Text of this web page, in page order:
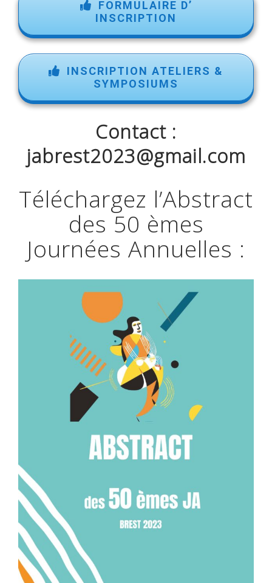
FORMULAIRE D’
INSCRIPTION
INSCRIPTION ATELIERS &
SYMPOSIUMS
Contact :
jabrest2023@gmail.com
Téléchargez l’Abstract
des 50 èmes
Journées Annuelles :